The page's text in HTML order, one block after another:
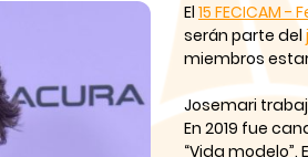
El 15 FECICAM
serán parte del
miembros
Josemari
En 2019 fue
“Vida modelo”.